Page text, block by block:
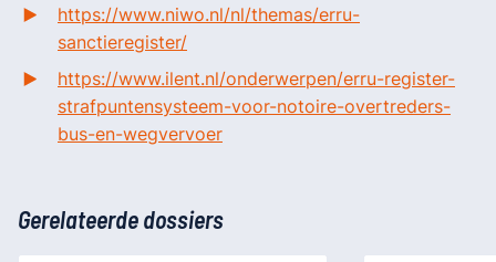
https://www.niwo.nl/nl/themas/erru-
sanctieregister/
https://www.ilent.nl/onderwerpen/erru-register-
strafpuntensysteem-voor-notoire-overtreders-
bus-en-wegvervoer
Gerelateerde dossiers